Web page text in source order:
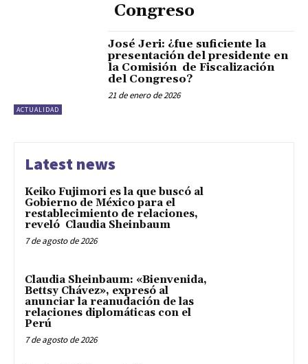
Congreso
ACTUALIDAD
José Jeri: ¿fue suficiente la
presentación del presidente en
la Comisión de Fiscalización
del Congreso?
21 de enero de 2026
Latest news
Keiko Fujimori es la que buscó al
Gobierno de México para el
restablecimiento de relaciones,
reveló Claudia Sheinbaum
7 de agosto de 2026
Claudia Sheinbaum: «Bienvenida,
Bettsy Chávez», expresó al
anunciar la reanudación de las
relaciones diplomáticas con el
Perú
7 de agosto de 2026